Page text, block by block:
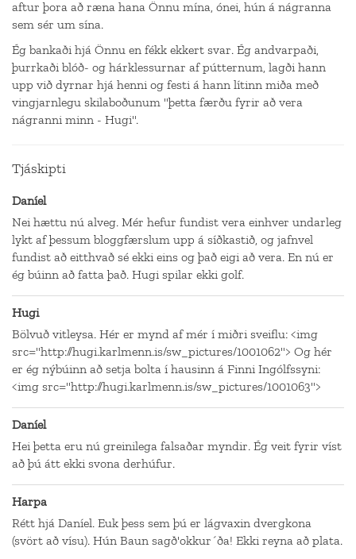
aftur þora að ræna hana Önnu mína, ónei, hún á nágranna
sem sér um sína.
Ég bankaði hjá Önnu en fékk ekkert svar. Ég andvarpaði,
þurrkaði blóð- og hárklessurnar af pútternum, lagði hann
upp við dyrnar hjá henni og festi á hann lítinn miða með
vingjarnlegu skilaboðunum "þetta færðu fyrir að vera
nágranni minn - Hugi".
Tjáskipti
Daníel
Nei hættu nú alveg. Mér hefur fundist vera einhver undarleg
lykt af þessum bloggfærslum upp á síðkastið, og jafnvel
fundist að eitthvað sé ekki eins og það eigi að vera. En nú er
ég búinn að fatta það. Hugi spilar ekki golf.
Hugi
Bölvuð vitleysa. Hér er mynd af mér í miðri sveiflu: <img
src="http://hugi.karlmenn.is/sw_pictures/1001062"> Og hér
er ég nýbúinn að setja bolta í hausinn á Finni Ingólfssyni:
<img src="http://hugi.karlmenn.is/sw_pictures/1001063">
Daníel
Hei þetta eru nú greinilega falsaðar myndir. Ég veit fyrir víst
að þú átt ekki svona derhúfur.
Harpa
Rétt hjá Daníel. Euk þess sem þú er lágvaxin dvergkona
(svört að vísu). Hún Baun sagð'okkur´ða! Ekki reyna að plata.